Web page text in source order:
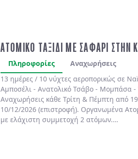
ΑΤΟΜΙΚΟ ΤΑΞΙΔΙ ΜΕ ΣΑΦΑΡΙ
Πληροφορίες
Αναχωρήσεις
13 ημέρες / 10 νύχτες αεροπορικώς σε
Αμποσέλι - Ανατολικό Τσάβο - Μομπάσα
Αναχωρήσεις κάθε Τρίτη & Πέμπτη από
10/12/2026 (επιστροφή). Οργανωμένα
με ελάχιστη συμμετοχή 2 ατόμων.